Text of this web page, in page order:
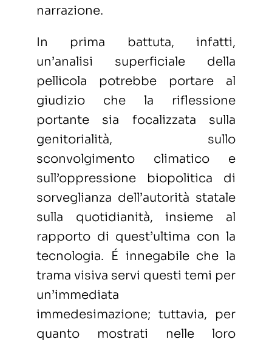
narrazione.
In prima battuta, infatti,
un’analisi superficiale della
pellicola potrebbe portare al
giudizio che la riflessione
portante sia focalizzata sulla
genitorialità, sullo
sconvolgimento climatico e
sull’oppressione biopolitica di
sorveglianza dell’autorità statale
sulla quotidianità, insieme al
rapporto di quest’ultima con la
tecnologia. É innegabile che la
trama visiva servi questi temi per
un’immediata
immedesimazione; tuttavia, per
quanto mostrati nelle loro